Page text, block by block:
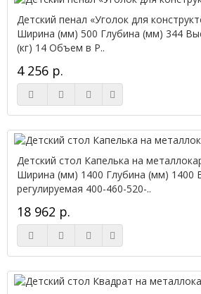
Детский пенал «Уголок для
Ширина (мм) 500 Глубина (мм) 344
(кг) 14 Объем в Р..
4 256 р.
Детский стол Капелька на
Ширина (мм) 1400 Глубина (мм) 1400
регулируемая 400-460-520-..
18 962 р.